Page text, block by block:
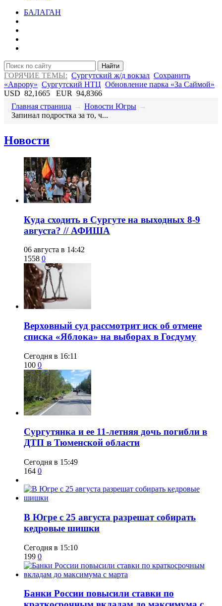
БАЛАГАН
Найти
ГОРЯЧИЕ ТЕМЫ: Сургутский ж/д вокзал Сохранить
«Аврору» Сургутский НТЦ Обновление парка «За Саймой»
USD 82,1665 EUR 94,8366
Главная страница → Новости Югры →
Запинал подростка за то, ч...
Новости
​Куда сходить в Сургуте на выходных 8-9
августа? // АФИША
06 августа в 14:42
1558 0
​Верховный суд рассмотрит иск об отмене
списка «Яблока» на выборах в Госдуму
Сегодня в 16:11
100 0
Сургутянка и ее 11-летняя дочь погибли в
ДТП в Тюменской области
Сегодня в 15:49
164 0
​В Югре с 25 августа разрешат собирать
кедровые шишки
Сегодня в 15:10
199 0
​Банки России повысили ставки по